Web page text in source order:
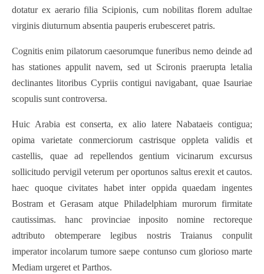
dotatur ex aerario filia Scipionis, cum nobilitas florem adultae
virginis diuturnum absentia pauperis erubesceret patris.
Cognitis enim pilatorum caesorumque funeribus nemo deinde ad
has stationes appulit navem, sed ut Scironis praerupta letalia
declinantes litoribus Cypriis contigui navigabant, quae Isauriae
scopulis sunt controversa.
Huic Arabia est conserta, ex alio latere Nabataeis contigua;
opima varietate conmerciorum castrisque oppleta validis et
castellis, quae ad repellendos gentium vicinarum excursus
sollicitudo pervigil veterum per oportunos saltus erexit et cautos.
haec quoque civitates habet inter oppida quaedam ingentes
Bostram et Gerasam atque Philadelphiam murorum firmitate
cautissimas. hanc provinciae inposito nomine rectoreque
adtributo obtemperare legibus nostris Traianus conpulit
imperator incolarum tumore saepe contunso cum glorioso marte
Mediam urgeret et Parthos.